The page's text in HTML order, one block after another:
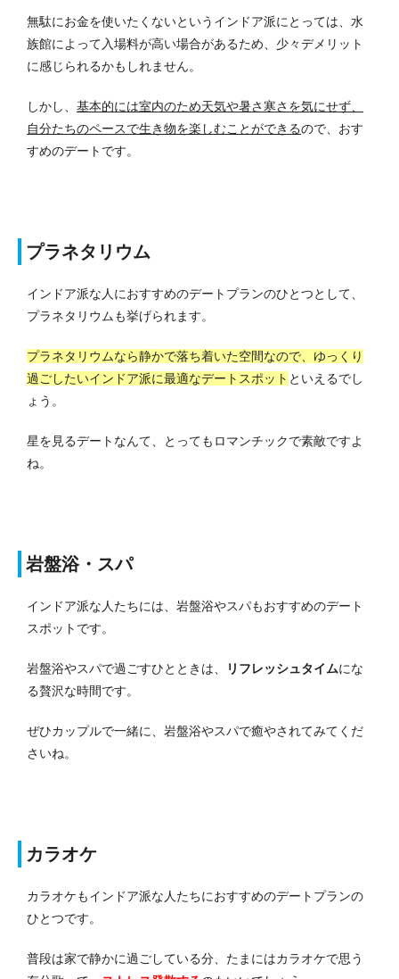
無駄にお金を使いたくないというインドア派にとっては、水
族館によって入場料が高い場合があるため、少々デメリット
に感じられるかもしれません。
しかし、 基本的には室内のため天気や暑さ寒さを気にせず、
自分たちのペースで生き物を楽しむことができるので、おす
すめのデートです。
プラネタリウム
インドア派な人におすすめのデートプランのひとつとして、
プラネタリウムも挙げられます。
プラネタリウムなら静かで落ち着いた空間なので、ゆっくり
過ごしたいインドア派に最適なデートスポット といえるでし
ょう。
星を見るデートなんて、とってもロマンチックで素敵ですよ
ね。
岩盤浴・スパ
インドア派な人たちには、岩盤浴やスパもおすすめのデート
スポットです。
岩盤浴やスパで過ごすひとときは、 リフレッシュタイムにな
る贅沢な時間です。
ぜひカップルで一緒に、岩盤浴やスパで癒やされてみてくだ
さいね。
カラオケ
カラオケもインドア派な人たちにおすすめのデートプランの
ひとつです。
普段は家で静かに過ごしている分、たまにはカラオケで思う